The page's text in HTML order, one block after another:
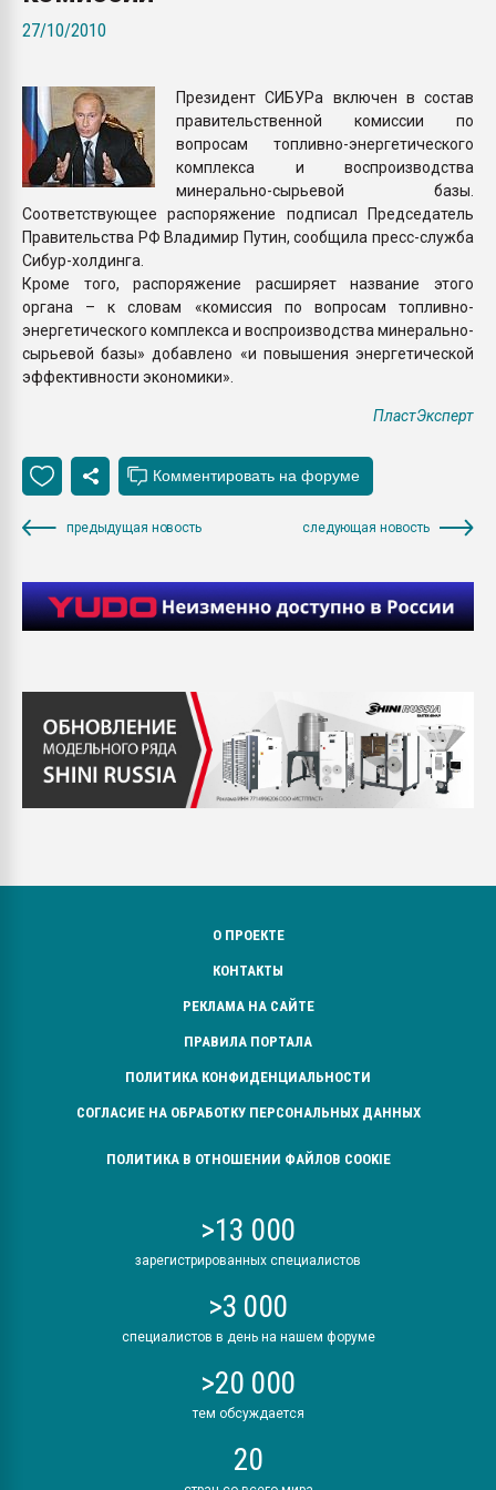
ПЕРЕЙТИ НА
27/10/2010
Президент СИБУРа включен в состав
правительственной комиссии по
вопросам топливно-энергетического
комплекса и воспроизводства
минерально-сырьевой базы.
Соответствующее распоряжение подписал Председатель
Правительства РФ Владимир Путин, сообщила пресс-служба
Сибур-холдинга.
Кроме того, распоряжение расширяет название этого
органа – к словам «комиссия по вопросам топливно-
энергетического комплекса и воспроизводства минерально-
сырьевой базы» добавлено «и повышения энергетической
эффективности экономики».
ПластЭксперт
предыдущая новость следующая новость
О ПРОЕКТЕ
КОНТАКТЫ
РЕКЛАМА НА САЙТЕ
ПРАВИЛА ПОРТАЛА
ПОЛИТИКА КОНФИДЕНЦИАЛЬНОСТИ
СОГЛАСИЕ НА ОБРАБОТКУ ПЕРСОНАЛЬНЫХ ДАННЫХ
ПОЛИТИКА В ОТНОШЕНИИ ФАЙЛОВ COOKIE
>13 000
зарегистрированных специалистов
>3 000
специалистов в день на нашем форуме
>20 000
тем обсуждается
20